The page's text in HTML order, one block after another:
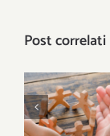
Post correlati
È nel
territorio
che si